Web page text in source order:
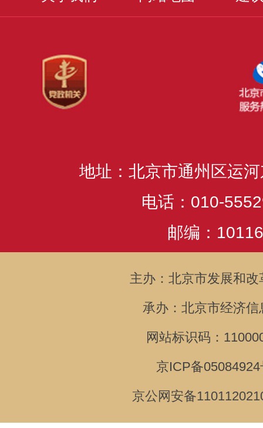
地址：北京市通州区运
电话：010-
邮编：
主办：北京市发展和改
承办：北京市经济信
网站标识码：
京ICP备
京公网安备